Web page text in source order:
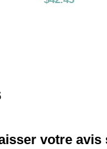
votre avis